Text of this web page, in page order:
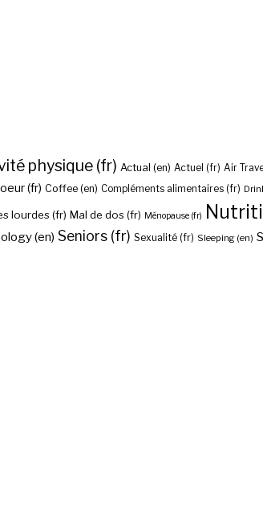
physique (fr) Actual (en) Actuel (fr) Air
(fr) Coffee (en) Compléments alimentaires (fr)
lourdes (fr) Mal de dos (fr) Ménopause (fr)
(en) Seniors (fr) Sexualité (fr) Sleeping (en)